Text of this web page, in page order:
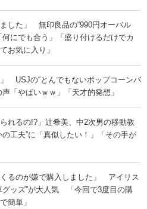
ました」 無印良品の“990円オーバル
にでも合う」「盛り付けるだけでカ
お気に入り」
」 USJの“とんでもないポップコーンバ
「やばいｗｗ」「天才的発想」
られるの!?」辻希美、中2次男の移動教
工夫”に「真似したい！」「その手が
くるのが嫌で購入しました」 アイリス
グッズ”が大人気 「今回で3度目の購
簡単」